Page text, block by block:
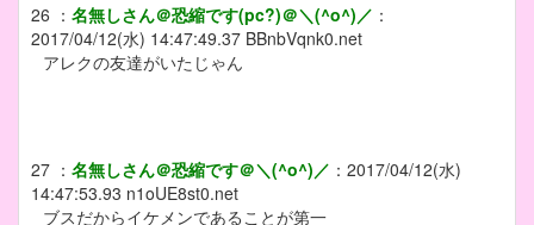
26 ： 名無しさん＠恐縮です(pc?)＠＼(^o^)／ ：
2017/04/12(水) 14:47:49.37 BBnbVqnk0.net
アレクの友達がいたじゃん
27 ： 名無しさん＠恐縮です＠＼(^o^)／ ： 2017/04/12(水)
14:47:53.93 n1oUE8st0.net
ブスだからイケメンであることが第一